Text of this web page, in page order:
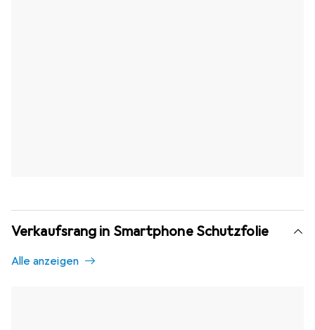
Verkaufsrang in Smartphone Schutzfolie
Alle anzeigen